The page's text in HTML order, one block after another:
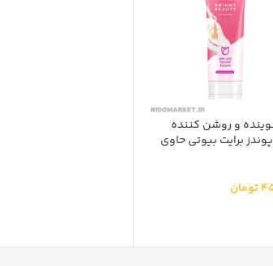
و روشن کننده
برایت بیوتی حاوی
تومان